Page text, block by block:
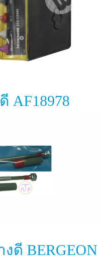
AF18978
ดี BERGEON